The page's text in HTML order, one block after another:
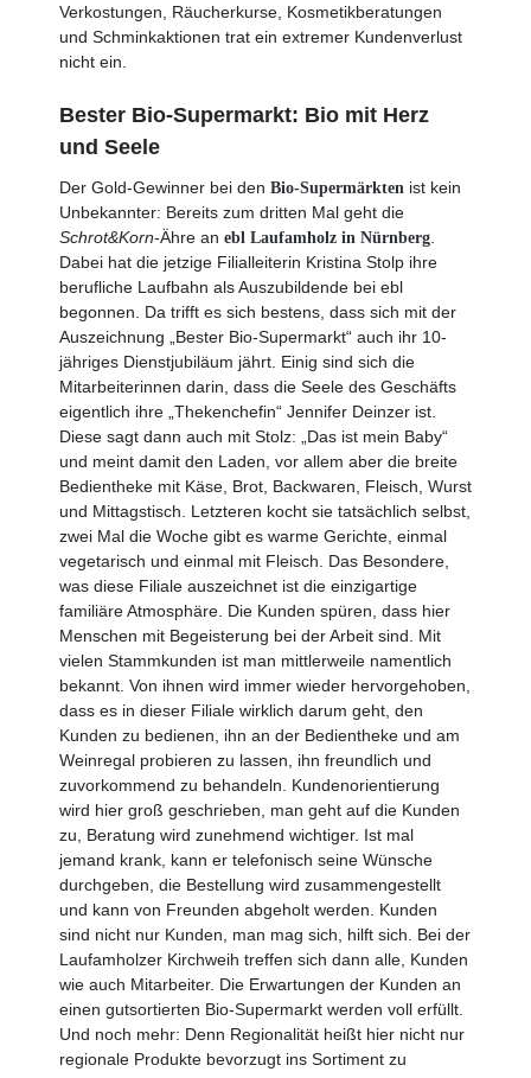
Verkostungen, Räucherkurse, Kosmetik­beratungen
und Schminkaktionen trat ein extremer Kundenverlust
nicht ein.
Bester Bio-Supermarkt: Bio mit Herz
und Seele
Der Gold-Gewinner bei den Bio-Supermärktenist kein
Unbekannter: Bereits zum dritten Mal geht die
Schrot&Korn-Ähre an ebl Laufamholz in Nürnberg.
Dabei hat die jetzige Filialleiterin Kristina Stolp ihre
berufliche Laufbahn als Auszubildende bei ebl
begonnen. Da trifft es sich bestens, dass sich mit der
Auszeichnung „Bester Bio-Supermarkt“ auch ihr 10-
jähriges Dienstjubiläum jährt. Einig sind sich die
Mitarbeiter­innen darin, dass die Seele des Geschäfts
eigentlich ihre „Thekenchefin“ Jennifer Deinzer ist.
Diese sagt dann auch mit Stolz: „Das ist mein Baby“
und meint damit den Laden, vor allem aber die breite
Bedientheke mit Käse, Brot, Backwaren, Fleisch, Wurst
und Mittagstisch. Letzteren kocht sie tatsächlich selbst,
zwei Mal die Woche gibt es warme Gerichte, einmal
vegetarisch und einmal mit Fleisch. Das Besondere,
was diese Filiale auszeichnet ist die einzigartige
familiäre Atmosphäre. Die Kunden spüren, dass hier
Menschen mit Begeisterung bei der Arbeit sind. Mit
vielen Stammkunden ist man mittlerweile namentlich
bekannt. Von ihnen wird immer wieder hervor­gehoben,
dass es in dieser Filiale wirklich darum geht, den
Kunden zu bedienen, ihn an der Bedientheke und am
Weinregal probieren zu lassen, ihn freundlich und
zuvorkommend zu behandeln. Kunden­orientierung
wird hier groß geschrieben, man geht auf die Kunden
zu, Beratung wird zunehmend wichtiger. Ist mal
jemand krank, kann er telefonisch seine Wünsche
durchgeben, die Bestellung wird zusammen­gestellt
und kann von Freunden abgeholt werden. Kunden
sind nicht nur Kunden, man mag sich, hilft sich. Bei der
Laufamholzer Kirchweih treffen sich dann alle, Kunden
wie auch Mitarbeiter. Die Erwartungen der Kunden an
einen gutsortierten Bio-Supermarkt werden voll erfüllt.
Und noch mehr: Denn Regionalität heißt hier nicht nur
regionale Produkte bevorzugt ins Sortiment zu